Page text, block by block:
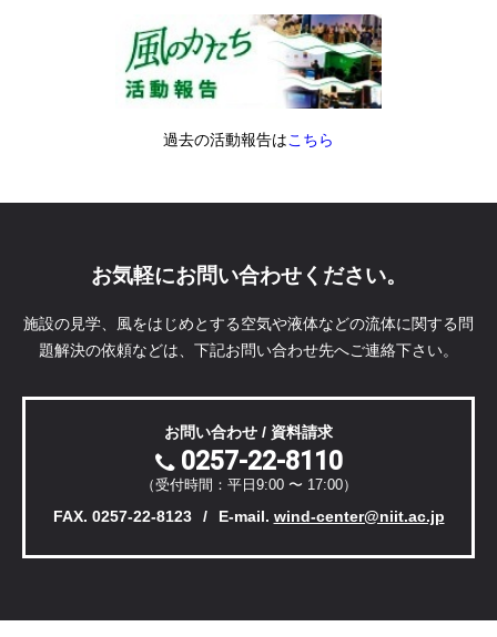
過去の活動報告はこちら
お気軽にお問い合わせください。
施設の見学、風をはじめとする空気や液体などの流体に関する 問
題解決の依頼などは、下記お問い合わせ先へご連絡下さい。
お問い合わせ / 資料請求
0257-22-8110
（受付時間：平日9:00 〜 17:00）
FAX. 0257-22-8123 E-mail. wind-center@niit.ac.jp